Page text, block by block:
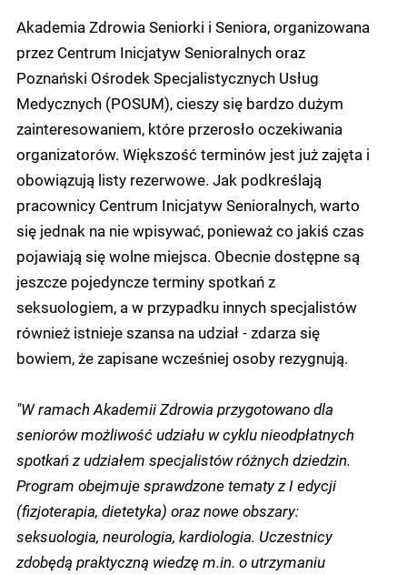
Akademia Zdrowia Seniorki i Seniora, organizowana
przez Centrum Inicjatyw Senioralnych oraz
Poznański Ośrodek Specjalistycznych Usług
Medycznych (POSUM), cieszy się bardzo dużym
zainteresowaniem, które przerosło oczekiwania
organizatorów. Większość terminów jest już zajęta i
obowiązują listy rezerwowe. Jak podkreślają
pracownicy Centrum Inicjatyw Senioralnych, warto
się jednak na nie wpisywać, ponieważ co jakiś czas
pojawiają się wolne miejsca. Obecnie dostępne są
jeszcze pojedyncze terminy spotkań z
seksuologiem, a w przypadku innych specjalistów
również istnieje szansa na udział - zdarza się
bowiem, że zapisane wcześniej osoby rezygnują.
"W ramach Akademii Zdrowia przygotowano dla
seniorów możliwość udziału w cyklu nieodpłatnych
spotkań z udziałem specjalistów różnych dziedzin.
Program obejmuje sprawdzone tematy z I edycji
(fizjoterapia, dietetyka) oraz nowe obszary:
seksuologia, neurologia, kardiologia. Uczestnicy
zdobędą praktyczną wiedzę m.in. o utrzymaniu